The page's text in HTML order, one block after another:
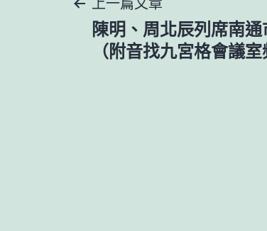
文
章
陳明、周北辰列席南
（附音找九宮格會議室